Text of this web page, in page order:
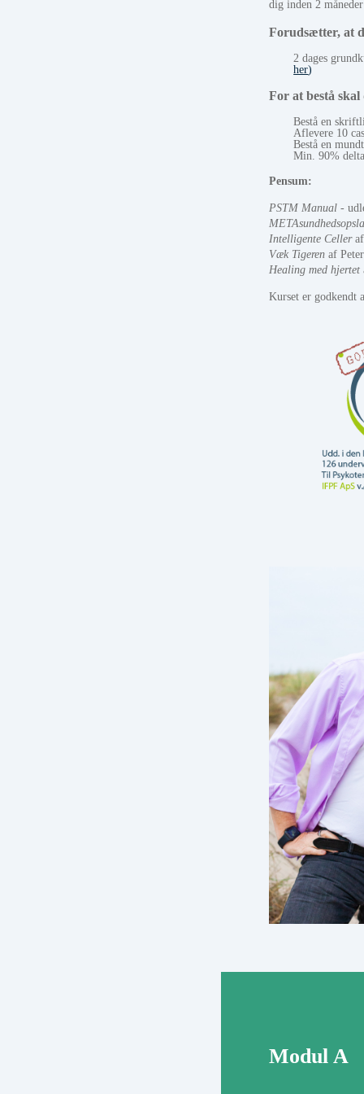
dig inden 2
Forudsætter, at
2 dages
her)
For at bestå skal
Bestå en
Aflevere 10
Bestå en
Min. 90%
Pensum:
PSTM Manual -
Intelligente Celleraf
Væk Tigerenaf
Healing med hjertet
Kurset er godkendt
Modul A